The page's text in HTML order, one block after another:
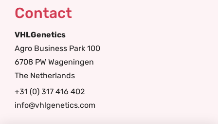
Contact
VHLGenetics
Agro Business Park 100
6708 PW Wageningen
The Netherlands
+31 (0) 317 416 402
info@vhlgenetics.com